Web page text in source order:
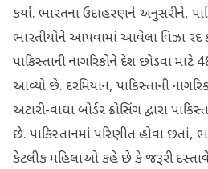
કર્યા. ભારતના ઉદાહરણને અનુસરીને,
ભારતીયોને આપવામાં આવેલા વિઝા રદ
પાકિસ્તાની નાગરિકોને દેશ છોડવા
આવ્યો છે. દરમિયાન, પાકિસ્તાની
અટારી-વાઘા બોર્ડર ક્રોસિંગ દ્વારા
છે. પાકિસ્તાનમાં પરિણીત હોવા છતાં,
કેટલીક મહિલાઓ કહે છે કે જરૂરી